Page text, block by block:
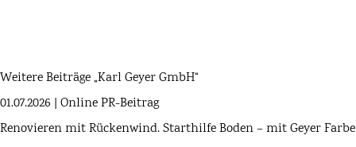
Weitere Beiträge „Karl Geyer GmbH“
01.07.2026 | Online PR-Beitrag
Renovieren mit Rückenwind. Starthilfe Boden – mit Geyer Farbe